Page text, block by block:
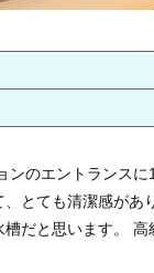
ンのエントランス
とても清潔感が
だと思います。 高